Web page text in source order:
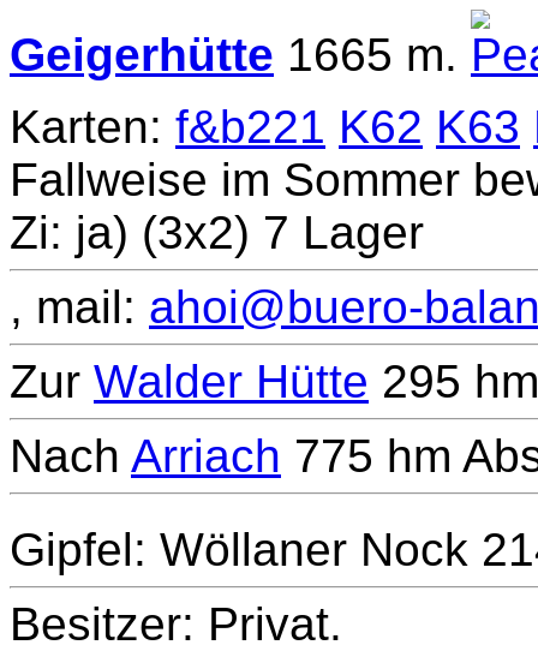
Geigerhütte 1665 m.
Karten: f&b221 K62 K63
Fallweise im Sommer
Zi: ja) (3x2) 7 Lager
, mail: ahoi@buero-
Zur Walder Hütte 295
Nach Arriach 775 hm
Gipfel: Wöllaner Nock
Besitzer: Privat.